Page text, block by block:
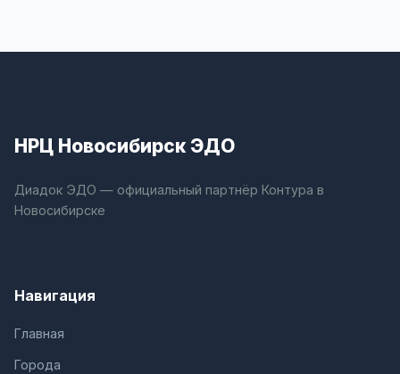
НРЦ Новосибирск ЭДО
Диадок ЭДО — официальный партнёр Контура в
Новосибирске
Навигация
Главная
Города